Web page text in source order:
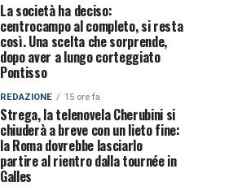
La società ha deciso:
centrocampo al completo, si resta
così. Una scelta che sorprende,
dopo aver a lungo corteggiato
Pontisso
REDAZIONE 15 ore fa
Strega, la telenovela Cherubini si
chiuderà a breve con un lieto fine:
la Roma dovrebbe lasciarlo
partire al rientro dalla tournée in
Galles